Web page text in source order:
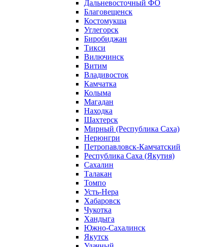
Дальневосточный ФО
Благовещенск
Костомукша
Углегорск
Биробиджан
Тикси
Вилючинск
Витим
Владивосток
Камчатка
Колыма
Магадан
Находка
Шахтерск
Мирный (Республика Саха)
Нерюнгри
Петропавловск-Камчатский
Республика Саха (Якутия)
Сахалин
Талакан
Томпо
Усть-Нера
Хабаровск
Чукотка
Хандыга
Южно-Сахалинск
Якутск